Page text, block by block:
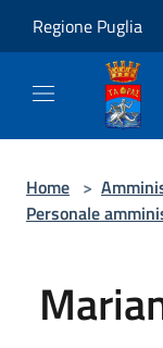
Regione Puglia
Home >
Personale